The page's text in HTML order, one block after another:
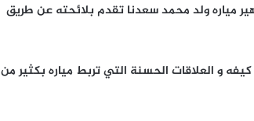
مياره ولد محمد سعدنا تقدم بلائحته عن طريق
و العلاقات الحسنة التي تربط مياره بكثير من